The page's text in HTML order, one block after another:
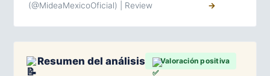
(@MideaMexicoOficial) | Review
→
Resumen del análisis Valoración positiva